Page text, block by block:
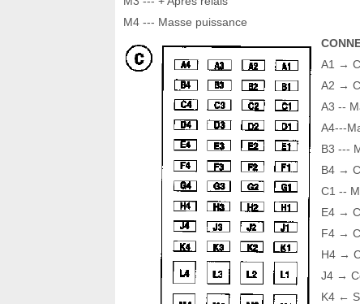
M4 --- Masse puissance
A1 →
A2 →
A3 --
A4---
B3 ---
B4 →
C1 --
E4 →
F4 →
H4 →
J4 →
K4 ←